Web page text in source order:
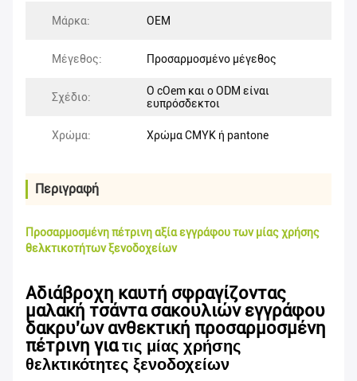
Μάρκα: OEM
Μέγεθος: Προσαρμοσμένο μέγεθος
Σχέδιο:
Ο cOem και ο ODM είναι
ευπρόσδεκτοι
Χρώμα: Χρώμα CMYK ή pantone
Περιγραφή
Προσαρμοσμένη πέτρινη αξία εγγράφου των μίας χρήσης
θελκτικοτήτων ξενοδοχείων
Αδιάβροχη καυτή σφραγίζοντας
μαλακή τσάντα σακουλιών εγγράφου
δακρυ'ων ανθεκτική προσαρμοσμένη
πέτρινη γιατις μίας χρήσης
θελκτικότητες ξενοδοχείων